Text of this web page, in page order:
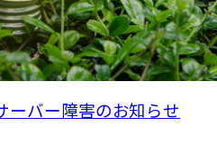
バー障害のお知らせ